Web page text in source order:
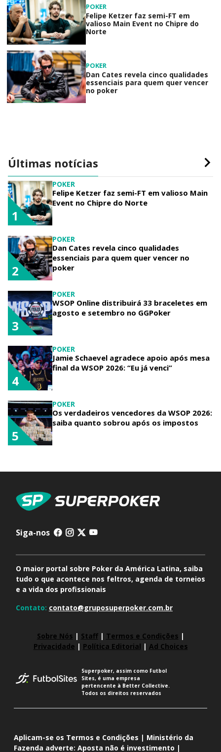
POKER
Felipe Ketzer faz semi-FT em
valioso Main Event no Chipre do
Norte
POKER
Dan Cates revela cinco qualidades
essenciais para quem quer vencer
no poker
Últimas notícias
POKER
Felipe Ketzer faz semi-FT em valioso Main
Event no Chipre do Norte
1
POKER
Dan Cates revela cinco qualidades
essenciais para quem quer vencer no
poker
2
POKER
WSOP Online distribuirá 33 braceletes em
agosto e setembro no GGPoker
3
POKER
Jamie Schaevel agradece apoio após mesa
final da WSOP 2026: “Eu já venci”
4
POKER
Os verdadeiros vencedores da WSOP 2026:
saiba quanto sobrou após os impostos
5
Siga-nos
O maior portal sobre Poker da América Latina, saiba
tudo o que acontece nos feltros, agenda de torneios
e a vida dos profissionais
Contato: contato@gruposuperpoker.com.br
Sobre Nós | Staff| Termos e Condições |
Privacidade | Política Editorial | Ad Choices
Superpoker, assim como Futbol
Sites, é uma empresa
pertencente à Better Collective.
Todos os direitos reservados
Aplicam-se os Termos e Condições | Ministério da
Fazenda adverte: Aposta não é investimento |